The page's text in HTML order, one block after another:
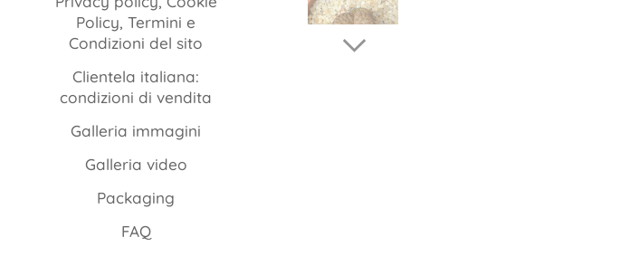
Policy, Termini e
Condizioni del sito
Clientela italiana:
condizioni di vendita
Galleria immagini
Galleria video
Packaging
FAQ